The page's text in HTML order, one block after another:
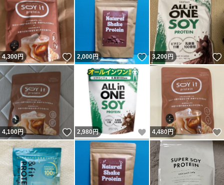
4,300円 いいね！
2,000円 いいね！
3,200円
4,100円 いいね！
2,980円 いいね！
4,480円